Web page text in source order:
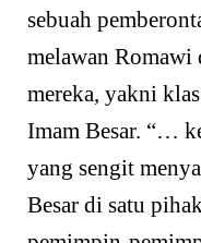
sebuah
melawan Romawi
mereka, yakni
Imam Besar. “…
yang sengit
Besar di satu